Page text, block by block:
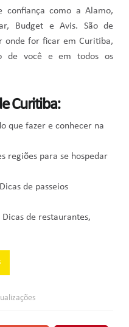
confiança como a Alamo,
Budget e Avis. São de
onde for ficar em Curitiba,
de você e em todos os
Curitiba:
que fazer e conhecer na
regiões para se hospedar
de passeios
Dicas de restaurantes,